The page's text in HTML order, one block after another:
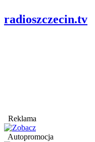
radioszczecin.tv
Reklama
Autopromocja